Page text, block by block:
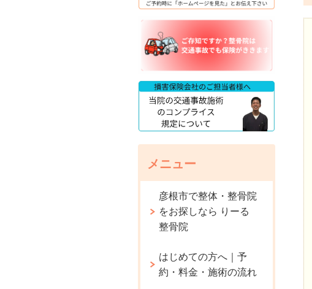
メニュー
彦根市で整体・整骨院
をお探しなら りーる
整骨院
はじめての方へ｜予
約・料金・施術の流れ